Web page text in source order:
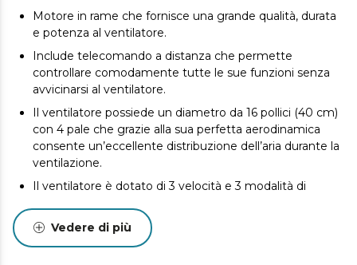
Motore in rame che fornisce una grande qualità, durata
e potenza al ventilatore.
Include telecomando a distanza che permette
controllare comodamente tutte le sue funzioni senza
avvicinarsi al ventilatore.
Il ventilatore possiede un diametro da 16 pollici (40 cm)
con 4 pale che grazie alla sua perfetta aerodinamica
consente un’eccellente distribuzione dell’aria durante la
ventilazione.
Il ventilatore è dotato di 3 velocità e 3 modalità di
secondo le esigenze.
Timer programmabile per un massimo di 7,5 ore per
Vedere di più